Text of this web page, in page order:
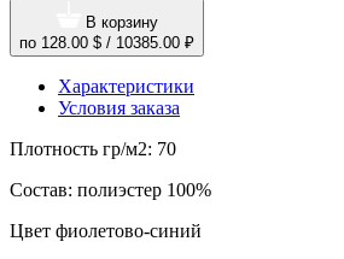
В корзину
по 128.00 $ / 10385.00 ₽
Характеристики
Условия заказа
Плотность гр/м2: 70
Состав: полиэстер 100%
Цвет фиолетово-синий